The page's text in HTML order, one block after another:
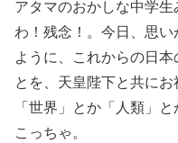
アタマのおかしな中学
わ！残念！。今日、思
ように、これからの日
とを、天皇陛下と共に
「世界」とか「人類」
こっちゃ。